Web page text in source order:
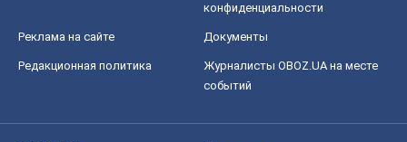
конфиденциальности
Реклама на сайте Документы
Редакционная политика
Журналисты OBOZ.UA на месте
событий